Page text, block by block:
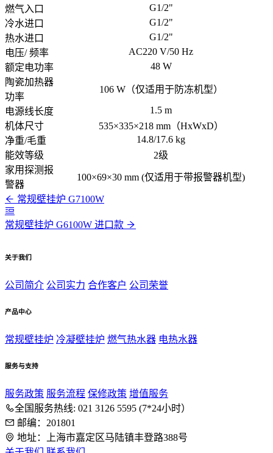
燃气入口
G1/2"
冷水进口
G1/2"
热水进口
G1/2"
电压/ 频率
AC220 V/50 Hz
额定电功率
48 W
陶瓷加热器
功率
106 W（仅适用于防冻机型）
电源线长度
1.5 m
机体尺寸
535×335×218 mm（HxWxD）
净重/毛重
14.8/17.6 kg
能效等级
2级
家用探测报
警器
100×69×30 mm (仅适用于带报警器机型)
常规壁挂炉 G7100W
常规壁挂炉 G6100W 进口款
关于我们
公司简介 公司实力 合作客户 公司荣誉
产品中心
常规壁挂炉 冷凝壁挂炉 燃气热水器 电热水器
服务与支持
服务政策 服务流程 保修政策 增值服务
全国服务热线: 021 3126 5595 (7*24小时）
邮编：201801
地址：上海市嘉定区马陆镇丰登路388号